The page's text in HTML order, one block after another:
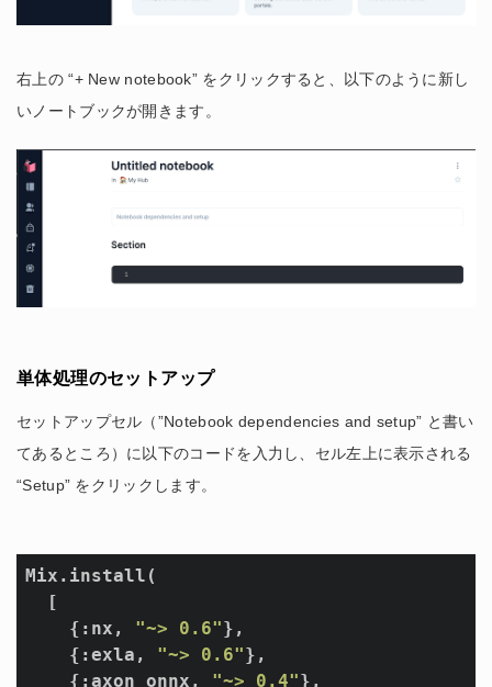
右上の “+ New notebook” をクリックすると、以下のように新し
いノートブックが開きます。
単体処理のセットアップ
セットアップセル（”Notebook dependencies and setup” と書い
てあるところ）に以下のコードを入力し、セル左上に表示される
“Setup” をクリックします。
Mix.install(
  [
    {:nx,
"~> 0.6"},
    {:exla,
"~> 0.6"},
    {:axon_onnx,
"~> 0.4"},